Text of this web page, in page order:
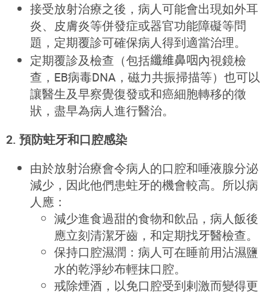
接受放射治療之後，病人可能會出現如外耳
炎、皮膚炎等併發症或器官功能障礙等問
題，定期覆診可確保病人得到適當治理。
定期覆診及檢查（包括纖維鼻咽內視鏡檢
查 ， EB病毒DNA， 磁力共振掃描等） 也可以
讓醫生及早察覺復發或和癌細胞轉移的徵
狀，盡早為病人進行醫治。
2. 預防蛀牙和口腔感染
由於放射治療會令病人的口腔和唾液腺分泌
減少，因此他們患蛀牙的機會較高。所以病
人應：
減少進食過甜的食物和飲品，病人飯後
應立刻清潔牙齒，和定期找牙醫檢查。
保持口腔濕潤：病人可在睡前用沾濕鹽
水的乾淨紗布輕抹口腔。
戒除煙酒，以免口腔受到剌激而變得更